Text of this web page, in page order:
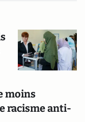
moins
racisme anti-